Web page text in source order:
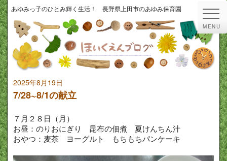
あゆみっ子のひとみ輝く生活！ 長野県上田市のあゆみ保育園
MENU
2025年8月19日
7/28~8/1の献立
７月２８日（月）
お昼：のりおにぎり 昆布の佃煮 夏けんちん汁
おやつ：麦茶 ヨーグルト もちもちパンケーキ